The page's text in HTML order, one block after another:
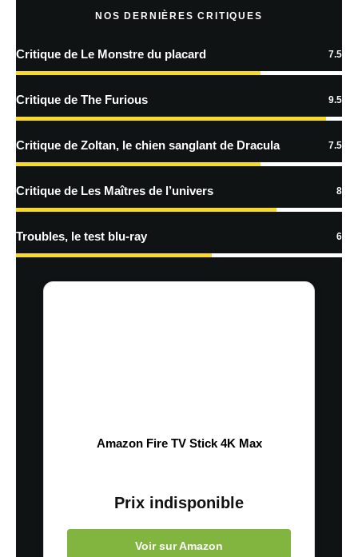
En savoir
traitées
NOS DERNIÈRES CRITIQUES
Critique de Le Monstre du placard 7.5
Critique de The Furious 9.5
Critique de Zoltan, le chien sanglant de Dracula 7.5
Critique de Les Maîtres de l’univers 8
Troubles, le test blu-ray 6
Amazon Fire TV Stick 4K Max
Prix indisponible
Voir sur Amazon